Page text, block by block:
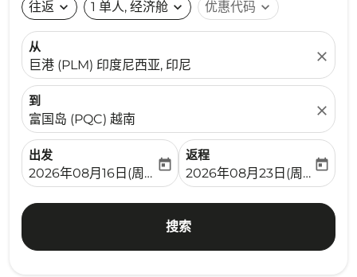
往返 expand_more 1 单人, 经济舱 expand_more 优惠代码 expand_more
从
巨港 (PLM) 印度尼西亚, 印尼
close
到
富国岛 (PQC) 越南
close
出发
fc-booking-departure-date-aria-label
2026年08月16日(周日)
today
返程
fc-booking-return-date-
2026年08月23日(周日)
today
搜索